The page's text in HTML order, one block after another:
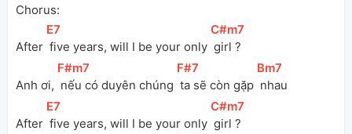
Chorus:
After
[E7
five years, will I be your only
[
C#m7
girl ?
Anh ơi,
[F#m7
nếu có duyên chúng
[F#7
ta sẽ còn gặp
[Bm7
nhau
After
[E7
five years, will I be your only
[
C#m7
girl ?